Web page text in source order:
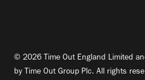
© 2026 Time Out England Limited
by Time Out Group Plc. All rights